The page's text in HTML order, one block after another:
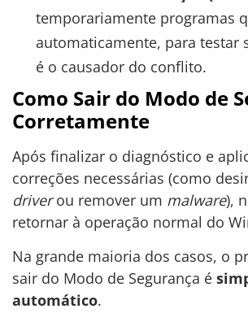
temporariamente programas
automaticamente, para testar
é o causador do conflito.
Como Sair do Modo de
Corretamente
Após finalizar o diagnóstico e
correções necessárias (como
driverou remover um malware),
retornar à operação normal do
Na grande maioria dos casos, o
sair do Modo de Segurança é
automático.